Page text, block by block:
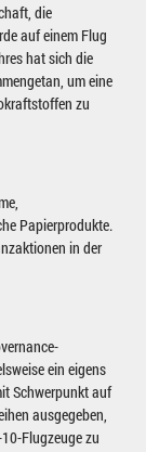
die
auf einem Flug
hat sich die
um eine
zu
Papierprodukte.
in der
ein eigens
Schwerpunkt auf
ausgegeben,
Flugzeuge zu